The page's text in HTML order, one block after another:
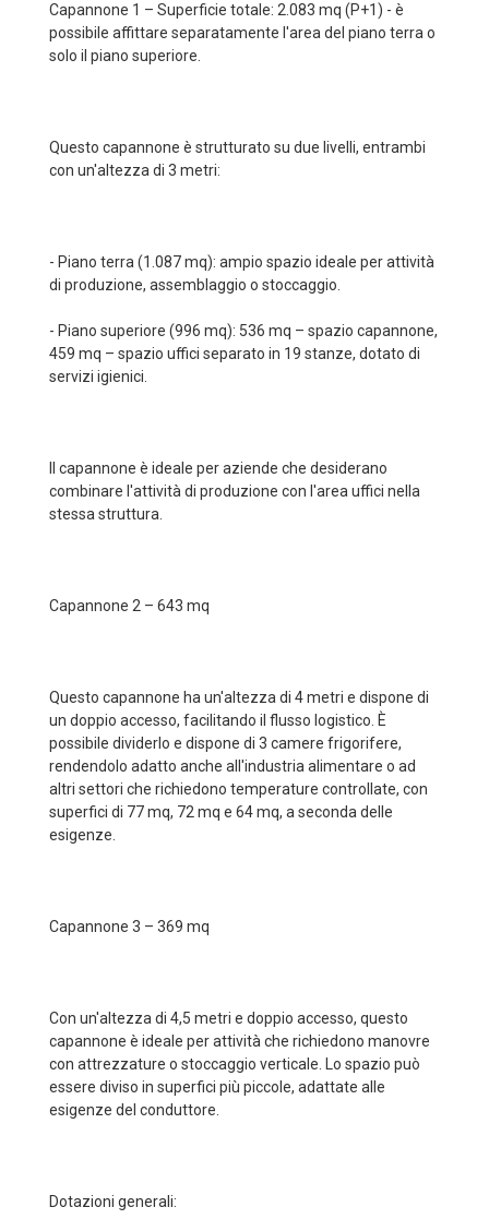
Capannone 1 – Superficie totale: 2.083 mq (P+1) - è
possibile affittare separatamente l'area del piano terra o
solo il piano superiore.
Questo capannone è strutturato su due livelli, entrambi
con un'altezza di 3 metri:
- Piano terra (1.087 mq): ampio spazio ideale per attività
di produzione, assemblaggio o stoccaggio.
- Piano superiore (996 mq): 536 mq – spazio capannone,
459 mq – spazio uffici separato in 19 stanze, dotato di
servizi igienici.
Il capannone è ideale per aziende che desiderano
combinare l'attività di produzione con l'area uffici nella
stessa struttura.
Capannone 2 – 643 mq
Questo capannone ha un'altezza di 4 metri e dispone di
un doppio accesso, facilitando il flusso logistico. È
possibile dividerlo e dispone di 3 camere frigorifere,
rendendolo adatto anche all'industria alimentare o ad
altri settori che richiedono temperature controllate, con
superfici di 77 mq, 72 mq e 64 mq, a seconda delle
esigenze.
Capannone 3 – 369 mq
Con un'altezza di 4,5 metri e doppio accesso, questo
capannone è ideale per attività che richiedono manovre
con attrezzature o stoccaggio verticale. Lo spazio può
essere diviso in superfici più piccole, adattate alle
esigenze del conduttore.
Dotazioni generali: